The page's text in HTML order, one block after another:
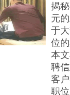
揭
元
于
位
本
聘
客
职